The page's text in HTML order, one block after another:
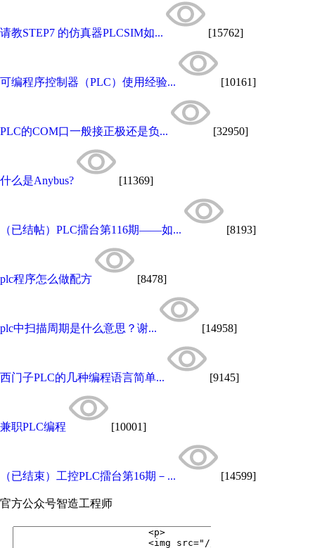
请教STEP7 的仿真器PLCSIM如... [15762]
可编程序控制器（PLC）使用经验... [10161]
PLC的COM口一般接正极还是负... [32950]
什么是Anybus? [11369]
（已结帖）PLC擂台第116期——如... [8193]
plc程序怎么做配方 [8478]
plc中扫描周期是什么意思？谢... [14958]
西门子PLC的几种编程语言简单... [9145]
兼职PLC编程 [10001]
（已结束）工控PLC擂台第16期－... [14599]
官方公众号智造工程师